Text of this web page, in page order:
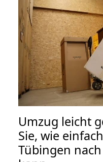
Umzug leicht
Sie, wie
Tübingen